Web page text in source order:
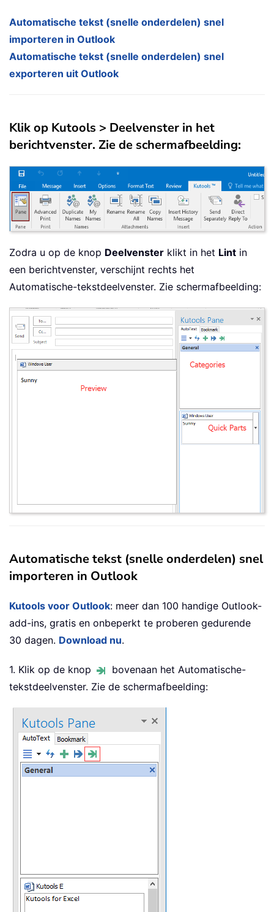
Automatische tekst (snelle onderdelen) snel
importeren in Outlook
Automatische tekst (snelle onderdelen) snel
exporteren uit Outlook
Klik op Kutools > Deelvenster in het
berichtvenster. Zie de schermafbeelding:
Zodra u op de knop Deelvenster klikt in het Lint in
een berichtvenster, verschijnt rechts het
Automatische-tekstdeelvenster. Zie schermafbeelding:
Automatische tekst (snelle onderdelen) snel
importeren in Outlook
Kutools voor Outlook: meer dan 100 handige Outlook-
add-ins, gratis en onbeperkt te proberen gedurende
30 dagen. Download nu.
1. Klik op de knop
bovenaan het Automatische-
tekstdeelvenster. Zie de schermafbeelding: